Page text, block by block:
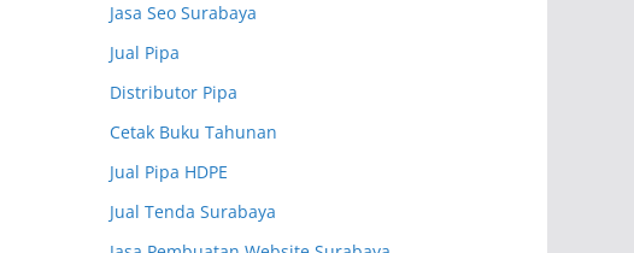
Jasa Seo Surabaya
Jual Pipa
Distributor Pipa
Cetak Buku Tahunan
Jual Pipa HDPE
Jual Tenda Surabaya